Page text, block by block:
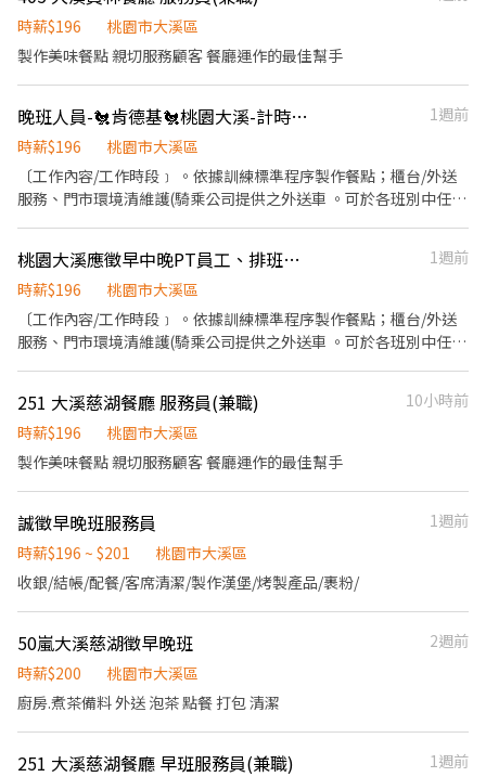
時薪$196
桃園市大溪區
製作美味餐點 親切服務顧客 餐廳運作的最佳幫手
晚班人員-🐔肯德基🐔桃園大溪-計時兼職人員-★彈性周排班★-"$196-$196"-另享外送獎金
1週前
時薪$196
桃園市大溪區
〔工作內容/工作時段﹞ 。依據訓練標準程序製作餐點；櫃台/外送
服務、門市環境清維護(騎乘公司提供之外送車 。可於各班別中任選
趟次越多賺越多~~ ◆ 值班津貼：每小時20元(晉升組長後 ◆ 早、晚
班津貼：23:00-07:00（每小時享有50-80元津貼 ◆ 健檢：任職滿一
年起，公司提供年度健檢照顧你的健康 ◆ 保險：除勞、健、勞退
外，公司更為你投保團保維護你的安全 ◆ 員工用餐折扣：兼職夥伴
當日任職滿4小時，即享有85折員購折扣；組長當日任職每四小時享
你品牌禮卷 讓生日更有溫度你過節我共歡，重要節慶我們提供你福
利禮券 好好與家人歡慶你旅遊我贊助，每年職福會提供你旅遊津貼
好好享受幸福人生 ◎ 詳細工作時間於面試時告知
桃園大溪應徵早中晚PT員工、排班彈性
1週前
時薪$196
桃園市大溪區
〔工作內容/工作時段﹞ 。依據訓練標準程序製作餐點；櫃台/外送
服務、門市環境清維護(騎乘公司提供之外送車 。可於各班別中任選
趟次越多賺越多~~ ◆ 值班津貼：每小時20元(晉升組長後 ◆ 早、晚
班津貼：23:00-07:00（每小時享有50-80元津貼 ◆ 健檢：任職滿一
年起，公司提供年度健檢照顧你的健康 ◆ 保險：除勞、健、勞退
有乙餐員餐 ◆ 生日/節慶禮卷： 你生日我慶祝，生日當月我們提供
你品牌禮卷 讓生日更有溫度你過節我共歡，重要節慶我們提供你福
利禮券 好好與家人歡慶你旅遊我贊助，每年職福會提供你旅遊津貼
好好享受幸福人生 ◎ 詳細工作時間於面試時告知
251 大溪慈湖餐廳 服務員(兼職)
10小時前
時薪$196
桃園市大溪區
製作美味餐點 親切服務顧客 餐廳運作的最佳幫手
誠徵早晚班服務員
1週前
時薪$196 ~ $201
桃園市大溪區
收銀/結帳/配餐/客席清潔/製作漢堡/烤製產品/裹粉/
50嵐大溪慈湖徵早晚班
2週前
時薪$200
桃園市大溪區
廚房.煮茶備料 外送 泡茶 點餐 打包 清潔
251 大溪慈湖餐廳 早班服務員(兼職)
1週前